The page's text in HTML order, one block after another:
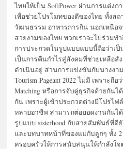
ไทยให้เป็น SoftPower ผ่านการแต่ง
เพื่อช่วยโปรโมทของดีของไทย ทั้งส
วัฒนธรรม อาหารการกิน นอกเหนือ
สวยงามของไทย พวกเราจะไปร่วมท
การประกวดในรูปแบบแบบนี้ถือว่าเป็
เป็นการคืนกำไรสู่สังคมที่ช่วยเหลือสั
ดำเนินอยู่ ส่วนการแข่งขันกับนางงา
Tourism Pageant 2022 ไม่มี เพราะถือ
Matching หรือการจับคู่ธุรกิจด้วยกัน
กัน เพราะผู้เข้าประกวดต่างมีโปรไ
หลายอาชีพ สามารถต่อยอดงานกันไ
รูปแบบ sisterhood กับสายสัมพันธ์ที่ดี
และบทบาทหน้าที่ของแม่กับลูกๆ ทั้ง
ครอบครัวให้การสนับสนุนให้กำลังใจ